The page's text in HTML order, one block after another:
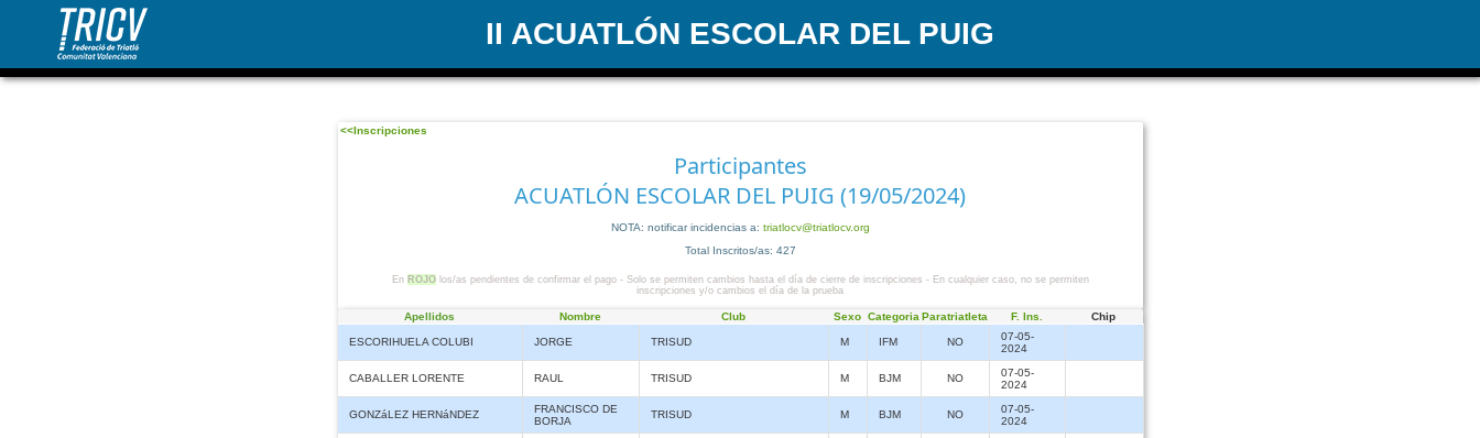
II ACUATLÓN ESCOLAR DEL PUIG
<<Inscripciones
Participantes
ACUATLÓN ESCOLAR DEL PUIG (19/05/2024)
NOTA: notificar incidencias a: triatlocv@triatlocv.org
Total Inscritos/as: 427
En ROJOlos/as pendientes de confirmar el pago - Solo se permiten cambios hasta el día de cierre de inscripciones - En cualquier caso, no se permiten
inscripciones y/o cambios el día de la prueba
Apellidos Nombre Club Sexo Categoria Paratriatleta F. Ins. Chip
ESCORIHUELA COLUBI JORGE TRISUD M IFM NO
07-05-
2024
CABALLER LORENTE RAUL TRISUD M BJM NO
07-05-
2024
GONZáLEZ HERNáNDEZ
FRANCISCO DE
BORJA
TRISUD M BJM NO
07-05-
2024